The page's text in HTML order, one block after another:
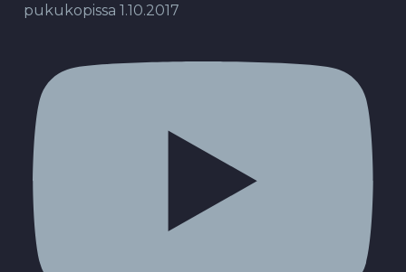
pukukopissa 1.10.2017